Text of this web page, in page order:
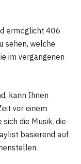
ermöglicht 406
sehen, welche
im vergangenen
kann Ihnen
vor einem
die Musik, die
basierend auf